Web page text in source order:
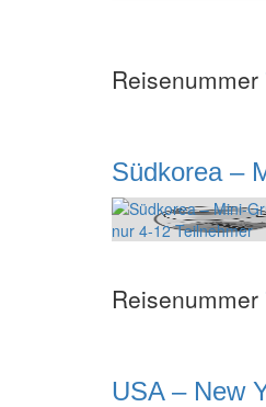
Reisenummer
Südkorea –
Reisenummer
USA – New